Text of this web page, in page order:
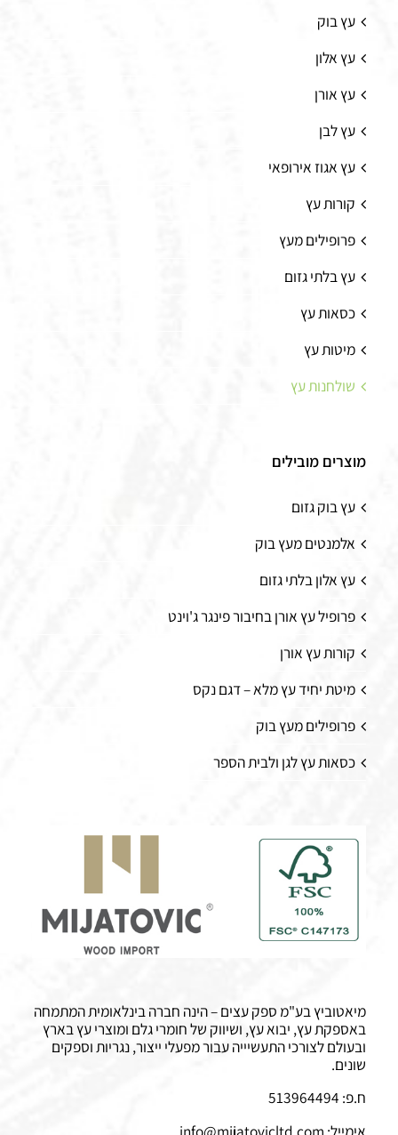
עץ בוק
עץ אלון
עץ אורן
עץ לבן
עץ אגוז אירופאי
קורות עץ
פרופילים מעץ
עץ בלתי גזום
כסאות עץ
מיטות עץ
שולחנות עץ
מוצרים מובילים
עץ בוק גזום
אלמנטים מעץ בוק
עץ אלון בלתי גזום
פרופיל עץ אורן בחיבור פינגר ג'וינט
קורות עץ אורן
מיטת יחיד עץ מלא – דגם נקס
פרופילים מעץ בוק
כסאות עץ לגן ולבית הספר
מיאטוביץ בע"מ ספק עצים – הינה חברה בינלאומית המתמחה
באספקת עץ, יבוא עץ, ושיווק של חומרי גלם ומוצרי עץ בארץ
ובעולם לצורכי התעשיייה עבור מפעלי ייצור, נגריות וספקים
שונים.
ח.פ: 513964494
אימייל: info@mijatovicltd.com